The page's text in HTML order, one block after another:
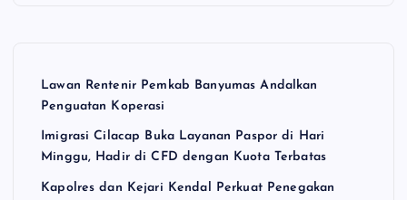
Lawan Rentenir Pemkab Banyumas Andalkan
Penguatan Koperasi
Imigrasi Cilacap Buka Layanan Paspor di Hari
Minggu, Hadir di CFD dengan Kuota Terbatas
Kapolres dan Kejari Kendal Perkuat Penegakan